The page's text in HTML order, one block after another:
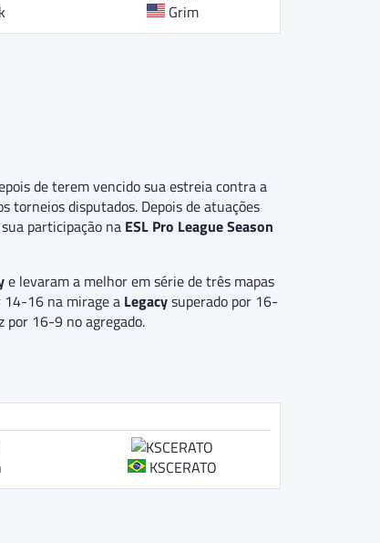
Grim
de terem vencido sua estreia contra a
torneios disputados. Depois de atuações
participação na ESL Pro League Season
e levaram a melhor em série de três mapas
14-16 na mirage a Legacysuperado por 16-
16-9 no agregado.
KSCERATO